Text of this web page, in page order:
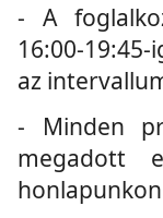
- A
16:00-
az
- Minden
megadott